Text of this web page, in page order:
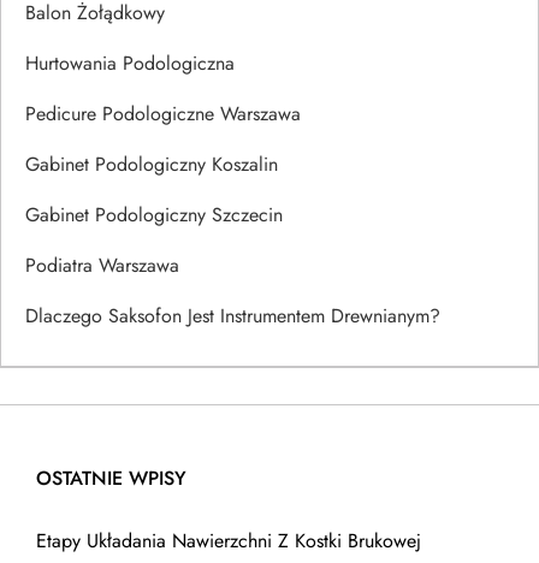
Balon Żołądkowy
Hurtowania Podologiczna
Pedicure Podologiczne Warszawa
Gabinet Podologiczny Koszalin
Gabinet Podologiczny Szczecin
Podiatra Warszawa
Dlaczego Saksofon Jest Instrumentem Drewnianym?
OSTATNIE WPISY
Etapy Układania Nawierzchni Z Kostki Brukowej